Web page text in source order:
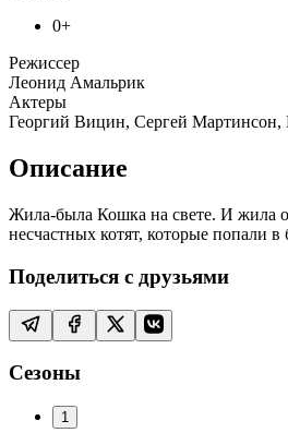
0+
Режиссер
Леонид Амальрик
Актеры
Георгий Вицин, Сергей Мартинсон,
Описание
Жила-была Кошка на свете. И жила
несчастных котят, которые попали
Поделиться с друзьями
Сезоны
1